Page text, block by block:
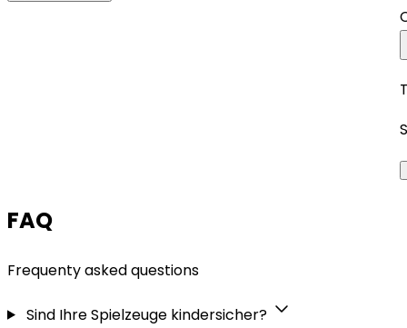
FAQ
Frequenty asked questions
Sind Ihre Spielzeuge kindersicher?